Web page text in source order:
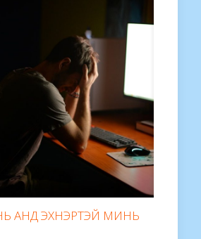
АНД ЭХНЭРТЭЙ МИНЬ